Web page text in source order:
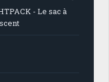
- Le sac à